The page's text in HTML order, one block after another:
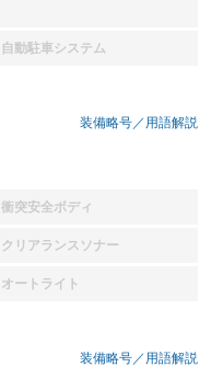
自動駐車システム
：装備なし
装備略号／用語解説
衝突安全ボディ
：装備なし
クリアランスソナー
：装備なし
オートライト
：装備なし
装備略号／用語解説